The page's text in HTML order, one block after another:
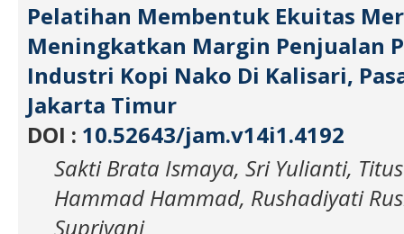
Pelatihan Membentuk Ekuitas
Meningkatkan Margin Penjualan
Industri Kopi Nako Di Kalisari,
Jakarta Timur
DOI : 10.52643/jam.v14i1.4192
Sakti Brata Ismaya, Sri Yulianti,
Hammad Hammad, Rushadiyati
Supriyani